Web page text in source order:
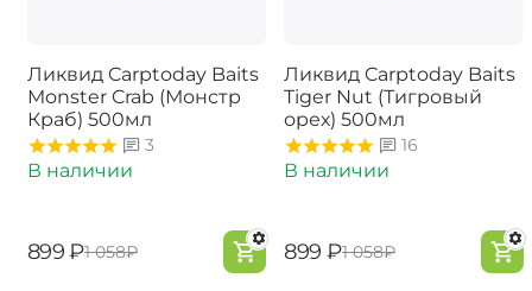
Ликвид Carptoday Baits
Monster Crab (Монстр
Краб) 500мл
3
В наличии
‍899‍ ₽‍1 058‍₽
Ликвид Carptoday Baits
Tiger Nut (Тигровый
орех) 500мл
16
В наличии
‍899‍ ₽‍1 058‍₽